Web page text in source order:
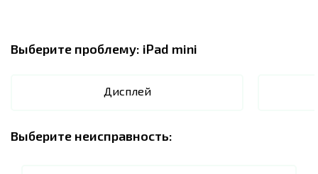
Выберите проблему: iPad mini
Дисплей
Выберите неисправность: